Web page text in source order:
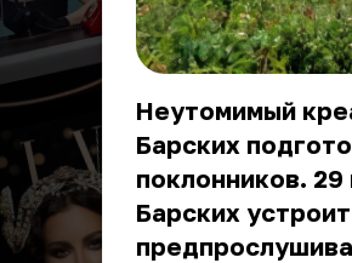
Неутомимый
Барских
поклонников.
Барских